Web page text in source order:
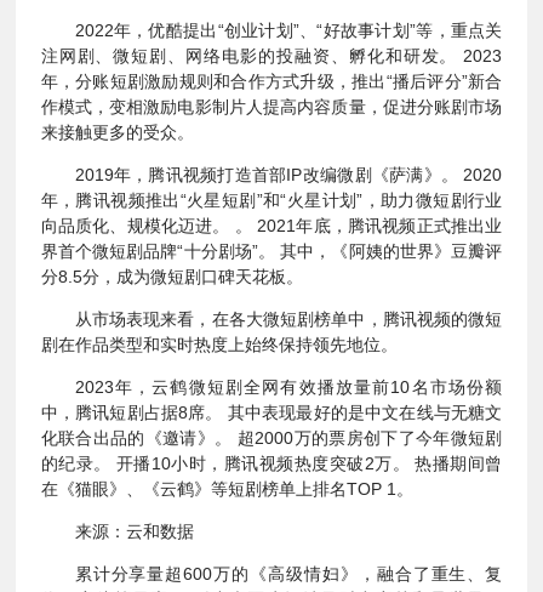
2022年，优酷提出“创业计划”、“好故事计划”等，重点关
注网剧、微短剧、网络电影的投融资、孵化和研发。 2023
年，分账短剧激励规则和合作方式升级，推出“播后评分”新合
作模式，变相激励电影制片人提高内容质量，促进分账剧市场
来接触更多的受众。
2019年，腾讯视频打造首部IP改编微剧《萨满》。 2020
年，腾讯视频推出“火星短剧”和“火星计划”，助力微短剧行业
向品质化、规模化迈进。 。 2021年底，腾讯视频正式推出业
界首个微短剧品牌“十分剧场”。 其中，《阿姨的世界》豆瓣评
分8.5分，成为微短剧口碑天花板。
从市场表现来看，在各大微短剧榜单中，腾讯视频的微短
剧在作品类型和实时热度上始终保持领先地位。
2023年，云鹤微短剧全网有效播放量前10名市场份额
中，腾讯短剧占据8席。 其中表现最好的是中文在线与无糖文
化联合出品的《邀请》。 超2000万的票房创下了今年微短剧
的纪录。 开播10小时，腾讯视频热度突破2万。 热播期间曾
在《猫眼》、《云鹤》等短剧榜单上排名TOP 1。
来源：云和数据
累计分享量超600万的《高级情妇》，融合了重生、复